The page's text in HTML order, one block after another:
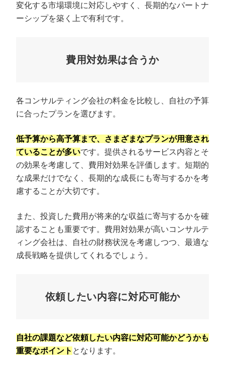
変化する市場環境に対応しやすく、長期的なパートナ
ーシップを築く上で有利です。
費用対効果は合うか
各コンサルティング会社の料金を比較し、自社の予算
に合ったプランを選びます。
低予算から高予算まで、さまざまなプランが用意され
ていることが多いです。提供されるサービス内容とそ
の効果を考慮して、費用対効果を評価します。短期的
な成果だけでなく、長期的な成長にも寄与するかを考
慮することが大切です。
また、投資した費用が将来的な収益に寄与するかを確
認することも重要です。費用対効果が高いコンサルテ
ィング会社は、自社の財務状況を考慮しつつ、最適な
成長戦略を提供してくれるでしょう。
依頼したい内容に対応可能か
自社の課題など依頼したい内容に対応可能かどうかも
重要なポイント となります。